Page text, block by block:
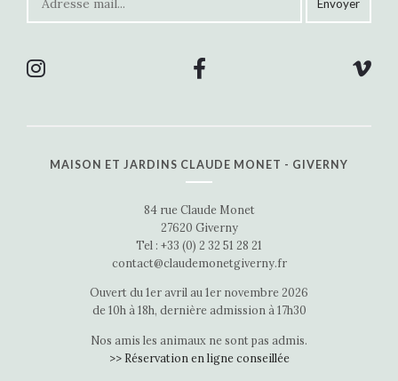
MAISON ET JARDINS CLAUDE MONET - GIVERNY
84 rue Claude Monet
27620 Giverny
Tel : +33 (0) 2 32 51 28 21
contact@claudemonetgiverny.fr
Ouvert du 1er avril au 1er novembre 2026
de 10h à 18h, dernière admission à 17h30
Nos amis les animaux ne sont pas admis.
>> Réservation en ligne conseillée